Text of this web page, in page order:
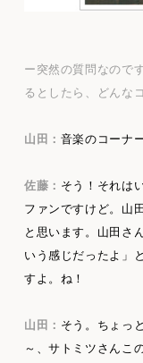
ー突然の質問なので
るとしたら、どんな
山田： 音楽のコーナ
佐藤： そう！それは
ファンですけど。山
と思います。山田さ
いう感じだったよ」
すよ。ね！
山田： そう。ちょっ
～、サトミツさんこ